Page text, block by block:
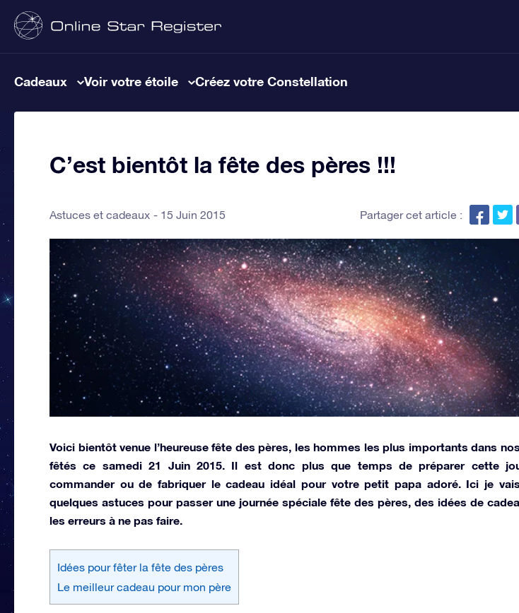
Cadeaux Voir votre étoile Créez votre Constellation
C’est bientôt la fête des pères !!!
Astuces et cadeaux 15 Juin 2015 Partager cet article :
Voici bientôt venue l’heureuse fête des pères, les hommes les plus importants dans
fêtés ce samedi 21 Juin 2015. Il est donc plus que temps de préparer cette
commander ou de fabriquer le cadeau idéal pour votre petit papa adoré. Ici je
quelques astuces pour passer une journée spéciale fête des pères, des idées de
les erreurs à ne pas faire.
Idées pour fêter la fête des pères
Le meilleur cadeau pour mon père